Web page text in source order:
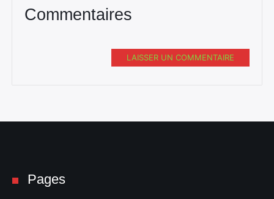
Commentaires
LAISSER UN COMMENTAIRE
Pages